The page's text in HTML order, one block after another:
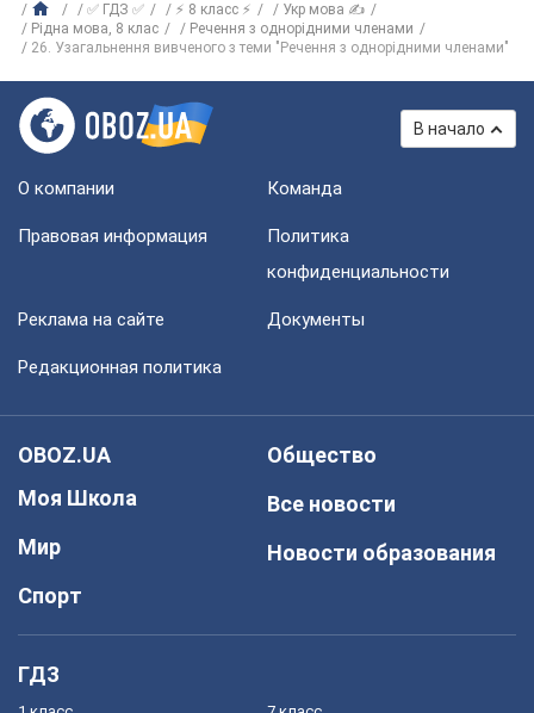
✅ ГДЗ ✅ ⚡ 8 класс ⚡
Укр мова ✍
Рiдна мова, 8 клас
Речення з однорідними членами
26. Узагальнення вивченого з теми "Речення з однорідними членами"
В начало
О компании Команда
Правовая информация
Политика
конфиденциальности
Реклама на сайте Документы
Редакционная политика
OBOZ.UA
Моя Школа
Мир
Спорт
Общество
Все новости
Новости образования
ГДЗ